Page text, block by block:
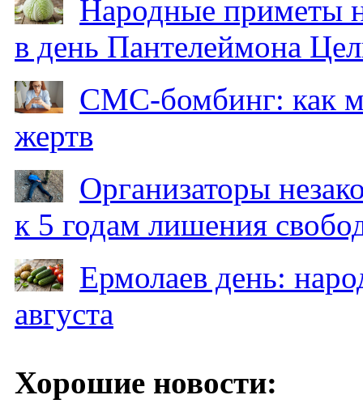
Народные приметы
в день Пантелеймона
СМС-бомбинг: как
жертв
Организаторы
к 5 годам лишения
Ермолаев день:
августа
Хорошие новости: